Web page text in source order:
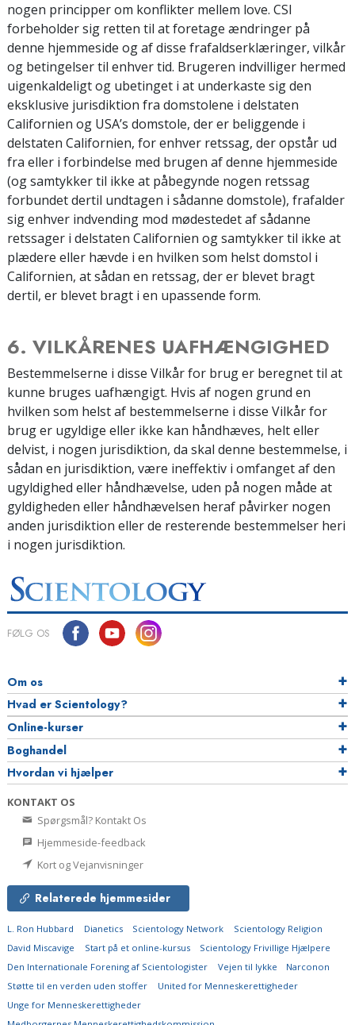
nogen principper om konflikter mellem love. CSI
forbeholder sig retten til at foretage ændringer på
denne hjemmeside og af disse frafaldserklæringer, vilkår
og betingelser til enhver tid. Brugeren indvilliger hermed
uigenkaldeligt og ubetinget i at underkaste sig den
eksklusive jurisdiktion fra domstolene i delstaten
Californien og USA’s domstole, der er beliggende i
delstaten Californien, for enhver retssag, der opstår ud
fra eller i forbindelse med brugen af denne hjemmeside
(og samtykker til ikke at påbegynde nogen retssag
forbundet dertil undtagen i sådanne domstole), frafalder
sig enhver indvending mod mødestedet af sådanne
retssager i delstaten Californien og samtykker til ikke at
plædere eller hævde i en hvilken som helst domstol i
Californien, at sådan en retssag, der er blevet bragt
dertil, er blevet bragt i en upassende form.
6. VILKÅRENES UAFHÆNGIGHED
Bestemmelserne i disse Vilkår for brug er beregnet til at
kunne bruges uafhængigt. Hvis af nogen grund en
hvilken som helst af bestemmelserne i disse Vilkår for
brug er ugyldige eller ikke kan håndhæves, helt eller
delvist, i nogen jurisdiktion, da skal denne bestemmelse, i
sådan en jurisdiktion, være ineffektiv i omfanget af den
ugyldighed eller håndhævelse, uden på nogen måde at
gyldigheden eller håndhævelsen heraf påvirker nogen
anden jurisdiktion eller de resterende bestemmelser heri
i nogen jurisdiktion.
FØLG OS
Om os
Hvad er Scientology?
Online-kurser
Boghandel
Hvordan vi hjælper
KONTAKT OS
Spørgsmål? Kontakt Os
Hjemmeside-feedback
Kort og Vejanvisninger
Relaterede hjemmesider
L. Ron Hubbard Dianetics Scientology Network
Scientology Religion
David Miscavige
Start på et online-kursus
Scientology Frivillige Hjælpere
Den Internationale Forening af Scientologister
Vejen til lykke
Narconon
Støtte til en verden uden stoffer
United for Menneskerettigheder
Unge for Menneskerettigheder